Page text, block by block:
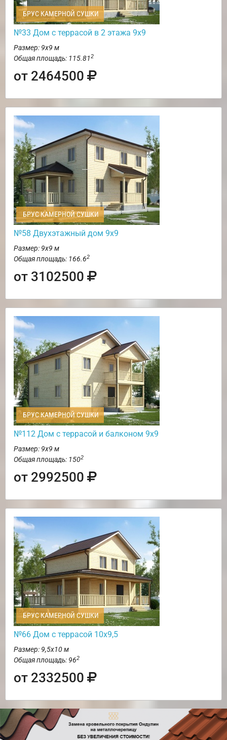
БРУС КАМЕРНОЙ СУШКИ
№33 Дом с террасой в 2 этажа 9х9
Размер: 9х9 м
Общая площадь: 115.812
от 2464500
БРУС КАМЕРНОЙ СУШКИ
№58 Двухэтажный дом 9х9
Размер: 9х9 м
Общая площадь: 166.62
от 3102500
БРУС КАМЕРНОЙ СУШКИ
№112 Дом с террасой и балконом 9х9
Размер: 9х9 м
Общая площадь: 1502
от 2992500
БРУС КАМЕРНОЙ СУШКИ
№66 Дом с террасой 10х9,5
Размер: 9,5х10 м
Общая площадь: 962
от 2332500